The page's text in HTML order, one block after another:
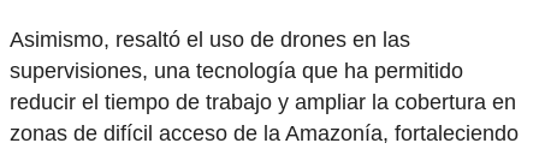
Asimismo, resaltó el uso de drones en las
supervisiones, una tecnología que ha permitido
reducir el tiempo de trabajo y ampliar la cobertura en
zonas de difícil acceso de la Amazonía, fortaleciendo